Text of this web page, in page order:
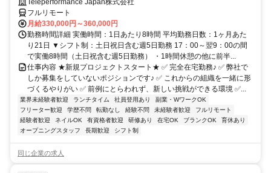
Teleperformance Japan株式会社
フルリモート
月給330,000円～360,000円
勤務時間詳細 実働時間：1日あたり8時間 平均勤務日数：1ヶ月あた
り21日 ▼シフト制：土日祝日含む週5日勤務 17：00～翌9：00の間
で実働8時間（土日祝含む週5日勤務） ・1時間休憩の他に前半...
仕事内容 ★新規プロジェクトスタート★ ✅ 完全在宅勤務♪ ✅ 弊社で
しか募集をしていないポジションです♪ ✅ これからの組織を一緒に形
づくるやりがい ✅ 前例にとらわれず、新しい挑戦ができる環境 ✅...
業界未経験者歓迎 ランチタイム 社員登用あり
副業・WワークOK
フリーター歓迎
学歴不問 転勤なし 経験不問 未経験者歓迎
フルリモート
経験者歓迎
ネイルOK 有資格者歓迎 研修あり 在宅OK ブランクOK
育休あり
オープニングスタッフ
長期歓迎 シフト制
同じ企業の求人